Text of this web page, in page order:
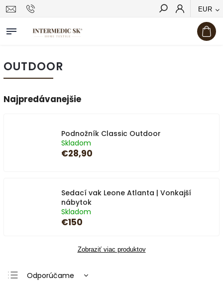
EUR
Hľadať
OUTDOOR
Najpredávanejšie
Podnožník Classic Outdoor
Skladom
€28,90
Sedací vak Leone Atlanta | Vonkajší
nábytok
Skladom
€150
Zobraziť viac produktov
Odporúčame